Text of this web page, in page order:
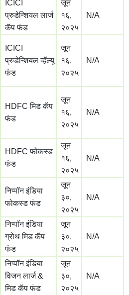
ICICI
प्रुडेन्शियल लार्ज
कॅप फंड
जून
१६,
२०२५
N/A
ICICI
प्रुडेन्शियल व्हॅल्यू
फंड
जून
१६,
२०२५
N/A
HDFC मिड कॅप
फंड
जून
१६,
२०२५
N/A
HDFC फोकस्ड
फंड
जून
१६,
२०२५
N/A
निप्पॉन इंडिया
फोकस्ड फंड
जून
३०,
२०२५
N/A
निप्पॉन इंडिया
ग्रोथ मिड कॅप
फंड
जून
३०,
२०२५
N/A
निप्पॉन इंडिया
विजन लार्ज &
मिड कॅप फंड
जून
३०,
२०२५
N/A